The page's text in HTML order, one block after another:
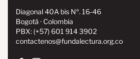
Diagonal 40A bis Nº. 16-46
Bogotá · Colombia
PBX: (+57) 601 914 3902
contactenos@fundalectura.org.co